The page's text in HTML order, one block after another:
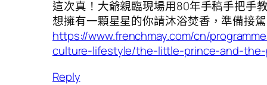
這次真！大爺親臨現場用80年手稿手把手
想擁有一顆星星的你請沐浴焚香，準備接駕
https://www.frenchmay.com/cn/
culture-lifestyle/the-little-prince-and-
Reply